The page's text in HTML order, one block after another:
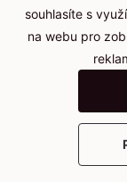
souhlasíte s
na webu pro